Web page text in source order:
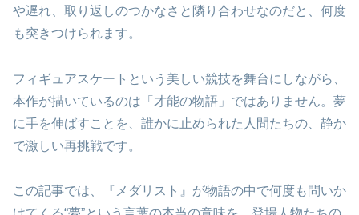
や遅れ、取り返しのつかなさと隣り合わせなのだと、何度
も突きつけられます。
フィギュアスケートという美しい競技を舞台にしながら、
本作が描いているのは「才能の物語」ではありません。夢
に手を伸ばすことを、誰かに止められた人間たちの、静か
で激しい再挑戦です。
この記事では、『メダリスト』が物語の中で何度も問いか